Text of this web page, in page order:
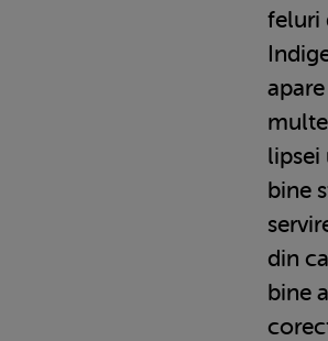
feluri
lipsei
bine
din
bine